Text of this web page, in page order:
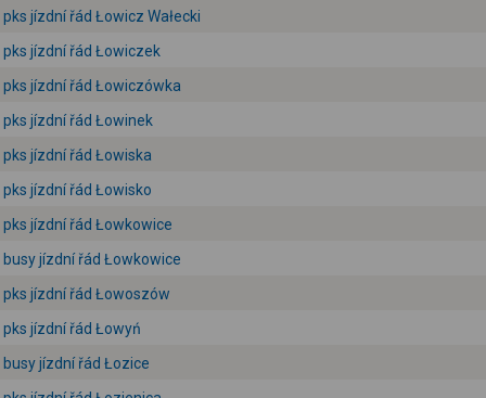
pks jízdní řád Łowicz Wałecki
pks jízdní řád Łowiczek
pks jízdní řád Łowiczówka
pks jízdní řád Łowinek
pks jízdní řád Łowiska
pks jízdní řád Łowisko
pks jízdní řád Łowkowice
busy jízdní řád Łowkowice
pks jízdní řád Łowoszów
pks jízdní řád Łowyń
busy jízdní řád Łozice